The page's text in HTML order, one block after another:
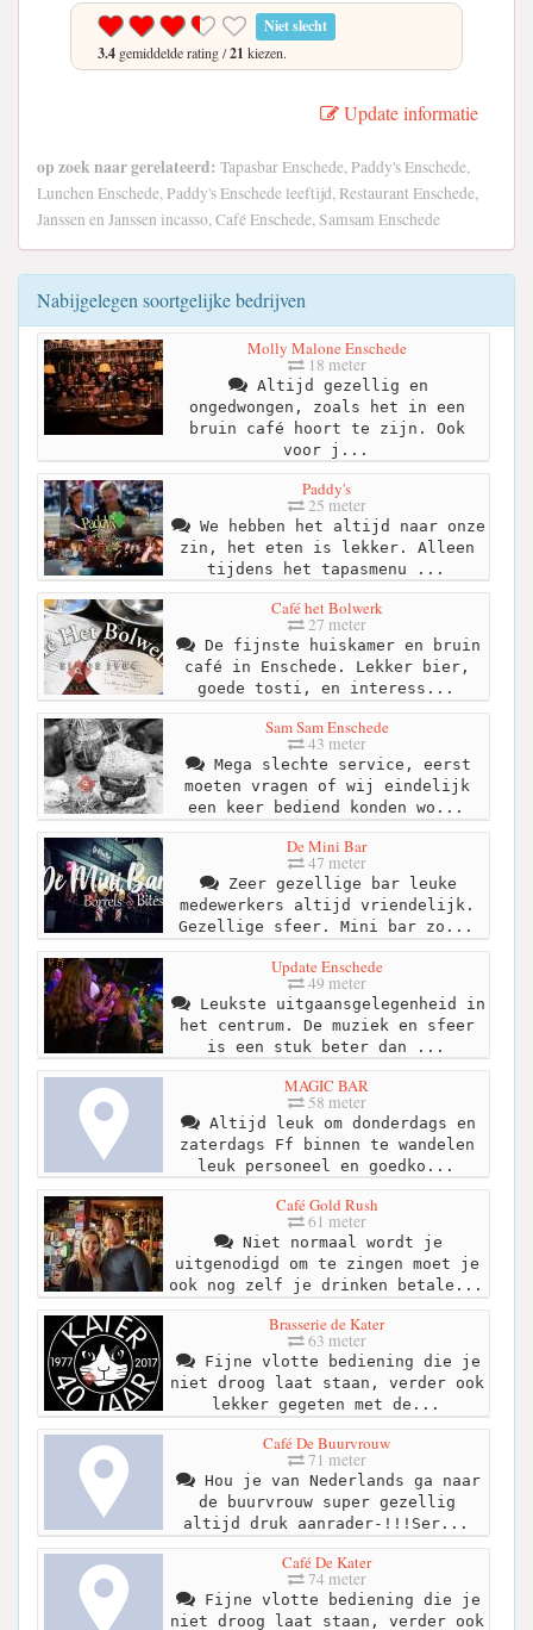
Niet slecht
3.4 gemiddelde rating /21 kiezen.
Update informatie
op zoek naar gerelateerd: Tapasbar Enschede, Paddy's Enschede,
Lunchen Enschede, Paddy's Enschede leeftijd, Restaurant Enschede,
Janssen en Janssen incasso, Café Enschede, Samsam Enschede
Nabijgelegen soortgelijke bedrijven
Molly Malone Enschede
18 meter
Altijd gezellig en
ongedwongen, zoals het in een
bruin café hoort te zijn. Ook
voor j...
Paddy's
25 meter
We hebben het altijd naar onze
zin, het eten is lekker. Alleen
tijdens het tapasmenu ...
Café het Bolwerk
27 meter
De fijnste huiskamer en bruin
café in Enschede. Lekker bier,
goede tosti, en interess...
Sam Sam Enschede
43 meter
Mega slechte service, eerst
moeten vragen of wij eindelijk
een keer bediend konden wo...
De Mini Bar
47 meter
Zeer gezellige bar leuke
medewerkers altijd vriendelijk.
Gezellige sfeer. Mini bar zo...
Update Enschede
49 meter
Leukste uitgaansgelegenheid in
het centrum. De muziek en sfeer
is een stuk beter dan ...
MAGIC BAR
58 meter
Altijd leuk om donderdags en
zaterdags Ff binnen te wandelen
leuk personeel en goedko...
Café Gold Rush
61 meter
Niet normaal wordt je
uitgenodigd om te zingen moet je
ook nog zelf je drinken betale...
Brasserie de Kater
63 meter
Fijne vlotte bediening die je
niet droog laat staan, verder ook
lekker gegeten met de...
Café De Buurvrouw
71 meter
Hou je van Nederlands ga naar
de buurvrouw super gezellig
altijd druk aanrader-!!!Ser...
Café De Kater
74 meter
Fijne vlotte bediening die je
niet droog laat staan, verder ook